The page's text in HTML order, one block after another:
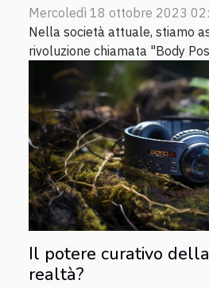
Mercoledì 18 ottobre 2023
Nella società attuale, stiamo
rivoluzione chiamata "Body
Il potere curativo
realtà?